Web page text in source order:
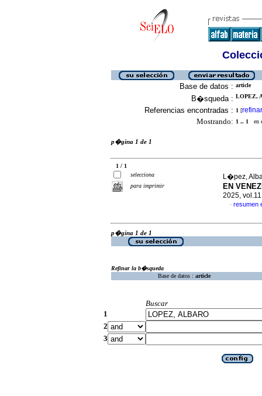
Base de datos : article
B�squeda : LOPEZ,
Referencias encontradas : 1 [refinar
Mostrando: 1 .. 1 en
p�gina 1 de 1
1 / 1
selecciona
para imprimir
L�pez,
EN
2025,
· resumen
p�gina 1 de 1
Refinar la b�squeda
Base de datos : article
Buscar
1
2
3